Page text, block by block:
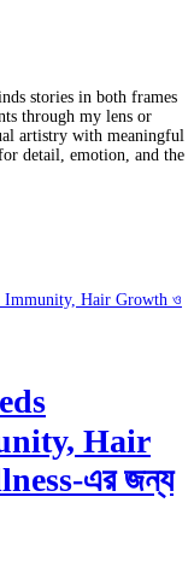
stories in both frames
through my lens or
artistry with meaningful
detail, emotion, and the
Hair
এর জন্য